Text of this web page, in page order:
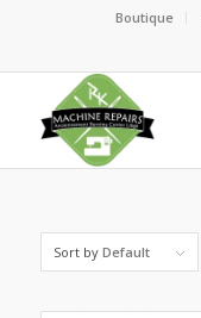
Boutique
Sort by Default